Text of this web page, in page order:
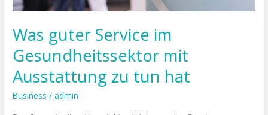
Was guter Service im
Gesundheitssektor mit
Ausstattung zu tun hat
Business /admin